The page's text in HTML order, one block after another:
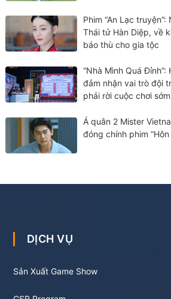
Phim “An Lạc
Thái tử Hàn Diệp, về
báo thù cho gia tộc
“Nhà Mình Quá Đỉnh”:
đảm nhận vai trò đội
phải rời cuộc chơi sớm
Á quân 2 Mister
đóng chính phim
DỊCH VỤ
Sản Xuất Game Show